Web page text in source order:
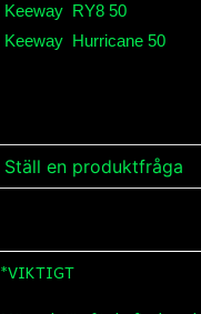
Keeway RY8 50
Keeway Hurricane 50
Ställ en produktfråga
*VIKTIGT